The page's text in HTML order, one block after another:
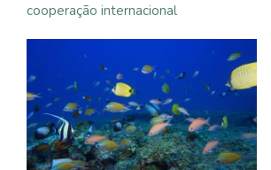
cooperação internacional